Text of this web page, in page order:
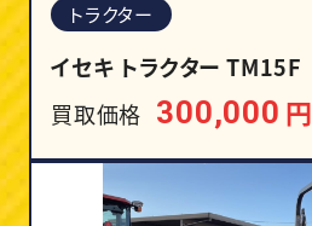
トラクター
イセキ トラクター TM15F
買取価格 300,000 円